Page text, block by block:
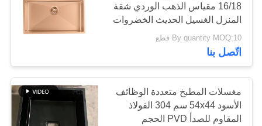
اتصل
اطلب
اقتباس
تحت جبل بالوعة
المطبخ الفولاذ
المقاوم للصدأ
26
16/18 مقياس الذهب الوردي شقة
المنزل الغسيل الحديث الخضروات
غسيل 32 بوصة العداد واحد وعاء
المطبخ المغسلة مع لوحة القطع
By quantity MOQ:10 قطع
اتّصل بنا
مغسلات المطبخ متعددة الوظائف
الأسود 54x44 سم 304 الفولاذ
المقاوم للصدأ PVD الحجم